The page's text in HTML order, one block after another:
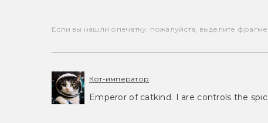
Если вы нашли опечатку, пожалуйста, выделите
Кот-император
Emperor of catkind. I are controls the